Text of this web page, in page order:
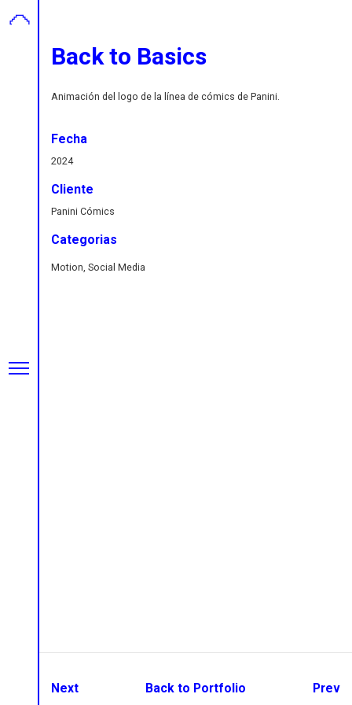
Back to Basics
Animación del logo de la línea de cómics de Panini.
Fecha
2024
Cliente
Panini Cómics
Categorias
Motion, Social Media
Next Back to Portfolio Prev